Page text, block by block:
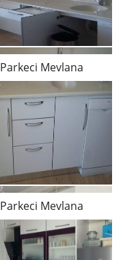
Parkeci Mevlana
Parkeci Mevlana